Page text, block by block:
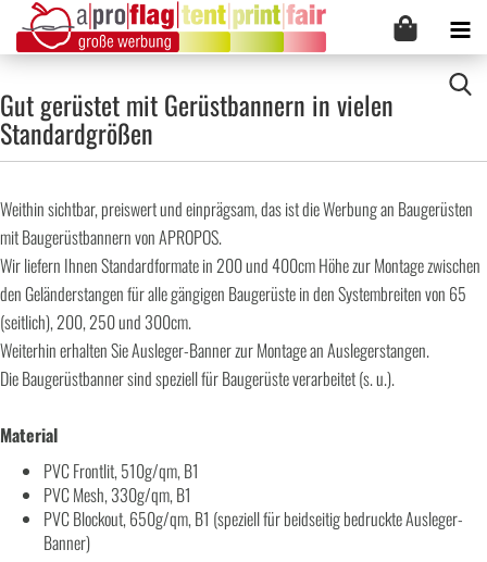
Gut gerüstet mit Gerüstbannern in vielen
Standardgrößen
Weithin sichtbar, preiswert und einprägsam, das ist die Werbung an Baugerüsten
mit Baugerüstbannern von APROPOS.
Wir liefern Ihnen Standardformate in 200 und 400cm Höhe zur Montage zwischen
den Geländerstangen für alle gängigen Baugerüste in den Systembreiten von 65
(seitlich), 200, 250 und 300cm.
Weiterhin erhalten Sie Ausleger-Banner zur Montage an Auslegerstangen.
Die Baugerüstbanner sind speziell für Baugerüste verarbeitet (s. u.).
Material
PVC Frontlit, 510g/qm, B1
PVC Mesh, 330g/qm, B1
PVC Blockout, 650g/qm, B1 (speziell für beidseitig bedruckte Ausleger-
Banner)